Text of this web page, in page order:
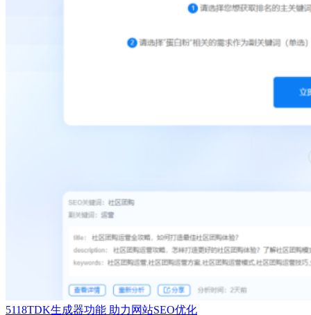
5118TDK生成器功能 助力网站SEO优化